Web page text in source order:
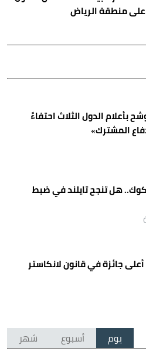
على منطقة الرياض
بأعلام الدول الثلاث احتفاءً
المشترك»
هل تنجح تايلند في ضبط
جائزة في قانون لانكاستر
يوم أسبوع شهر